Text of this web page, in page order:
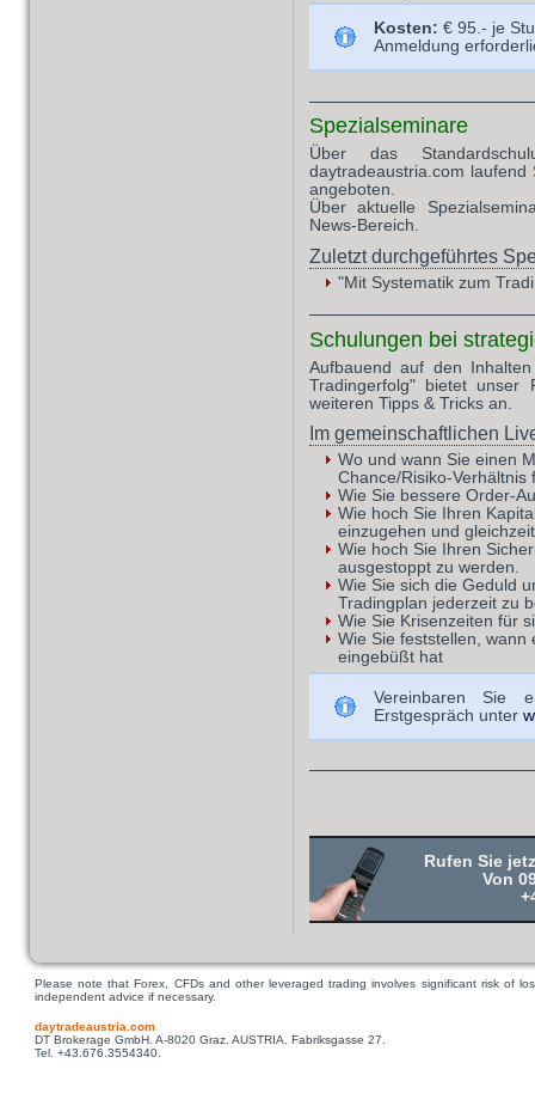
Kosten: € 95.- je
Anmeldung
Spezialseminare
Über das
daytradeaustria.com laufend
angeboten.
Über aktuelle
News-Bereich.
Zuletzt durchgeführtes
"Mit Systematik zum
Schulungen bei
Aufbauend auf den
Tradingerfolg" bietet unser
weiteren Tipps & Tricks an.
Im gemeinschaftlichen
Wo und wann Sie einen
Chance/Risiko-Verhältnis
Wie Sie bessere Order-
Wie hoch Sie Ihren
einzugehen und
Wie hoch Sie Ihren
ausgestoppt zu werden.
Wie Sie sich die Geduld
Tradingplan jederzeit zu
Wie Sie Krisenzeiten für
Wie Sie feststellen, wann
eingebüßt hat
Vereinbaren Sie
Erstgespräch unter
Rufen Sie
Von
Please note that Forex, CFDs and other leveraged trading involves significant risk of
independent advice if necessary.
daytradeaustria.com
DT Brokerage GmbH. A-8020 Graz. AUSTRIA. Fabriksgasse 27.
Tel. +43.676.3554340.